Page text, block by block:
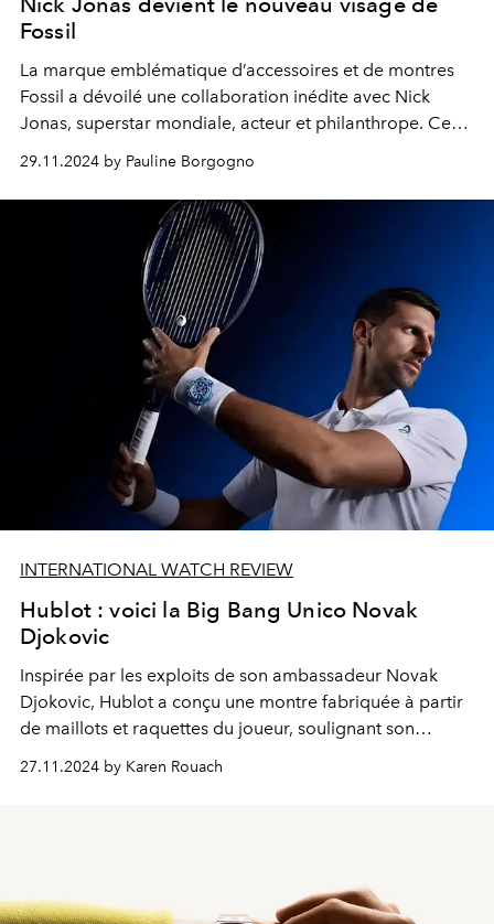
Fossil
La marque emblématique d’accessoires et de montres
Fossil a dévoilé une collaboration inédite avec Nick
Jonas, superstar mondiale, acteur et philanthrope. Ce
chanteur comme nouvel ambassadeur mondial de la
marque. À travers une campagne attendue pour la fin
2025, Fossil célèbre le lien intemporel entre la musique,
l’innovation et le style.
29.11.2024 by Pauline Borgogno
INTERNATIONAL WATCH REVIEW
Hublot : voici la Big Bang Unico Novak
Djokovic
Inspirée par les exploits de son ambassadeur Novak
Djokovic, Hublot a conçu une montre fabriquée à partir
de maillots et raquettes du joueur, soulignant son
27.11.2024 by Karen Rouach